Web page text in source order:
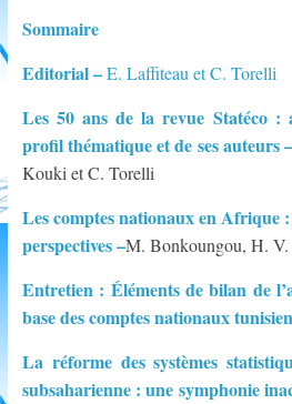
Sommaire
Editorial –E. Laffiteau et C. Torelli
Les 50 ans de la revue Statéco :
profil thématique et de ses auteurs
Kouki et C. Torelli
Les comptes nationaux en Afrique
perspectives –M. Bonkoungou, H. V.
Entretien : Éléments de bilan de
base des comptes nationaux
La réforme des systèmes
subsaharienne : une symphonie